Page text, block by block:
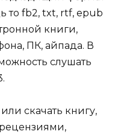
то fb2, txt, rtf, epub
книги,
ПК, айпада. В
слушать
скачать книгу,